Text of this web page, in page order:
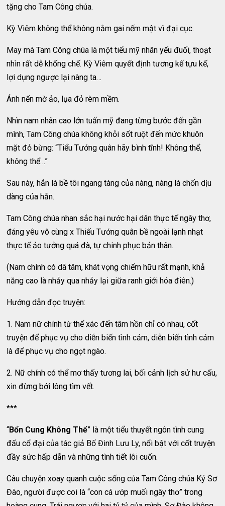
tặng cho Tam Công chúa.
Kỳ Viêm không thể không nằm gai nếm mật vì đại cục.
May mà Tam Công chúa là một tiểu mỹ nhân yếu đuối, thoạt
nhìn rất dễ khống chế. Kỳ Viêm quyết định tương kế tựu kế,
lợi dụng ngược lại nàng ta…
Ánh nến mờ ảo, lụa đỏ rèm mềm.
Nhìn nam nhân cao lớn tuấn mỹ đang từng bước đến gần
mình, Tam Công chúa không khỏi sốt ruột đến mức khuôn
mặt đỏ bừng: “Tiểu Tướng quân hãy bình tĩnh! Không thể,
không thể…”
Sau này, hắn là bề tôi ngang tàng của nàng, nàng là chốn dịu
dàng của hắn.
Tam Công chúa nhan sắc hại nước hại dân thực tế ngây thơ,
đáng yêu vô cùng x Thiếu Tướng quân bề ngoài lạnh nhạt
thực tế ảo tưởng quá đà, tự chinh phục bản thân.
(Nam chính có dã tâm, khát vọng chiếm hữu rất mạnh, khả
năng cao là nhảy qua nhảy lại giữa ranh giới hóa điên.)
Hướng dẫn đọc truyện:
1. Nam nữ chính từ thể xác đến tâm hồn chỉ có nhau, cốt
truyện để phục vụ cho diễn biến tình cảm, diễn biến tình cảm
là để phục vụ cho ngọt ngào.
2. Nữ chính có thể mơ thấy tương lai, bối cảnh lịch sử hư cấu,
xin đừng bới lông tìm vết.
***
“Bổn Cung Không Thể” là một tiểu thuyết ngôn tình cung
đấu cổ đại của tác giả Bố Đinh Lưu Ly, nổi bật với cốt truyện
đầy sức hấp dẫn và những tình tiết lôi cuốn.
Câu chuyện xoay quanh cuộc sống của Tam Công chúa Kỷ Sơ
Đào, người được coi là “con cá ướp muối ngây thơ” trong